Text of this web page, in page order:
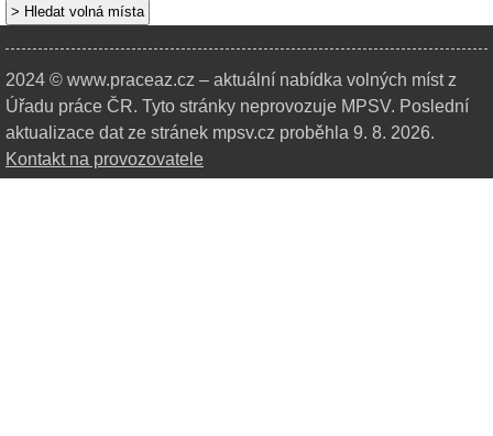
2024 © www.praceaz.cz – aktuální nabídka volných míst z
Úřadu práce ČR. Tyto stránky neprovozuje MPSV. Poslední
aktualizace dat ze stránek mpsv.cz proběhla 9. 8. 2026.
Kontakt na provozovatele